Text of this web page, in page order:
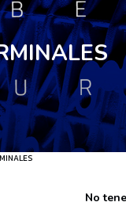
No